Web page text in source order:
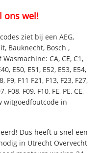
ons wel!
ziet bij een AEG,
Bauknecht, Bosch ,
CA, CE, C1,
E50, E51, E52, E53, E54,
F9, F11 F21, F13, F23, F27,
F08, F09, F10, FE, PE, CE,
witgoedfoutcode in
Dus heeft u snel een
in Utrecht Overvecht